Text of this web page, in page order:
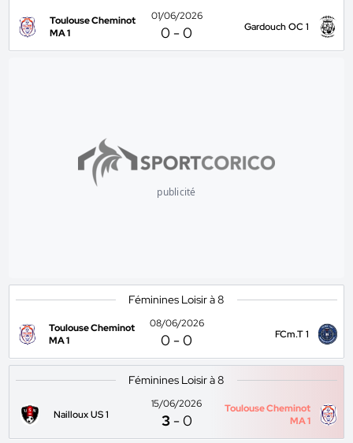
Toulouse Cheminot
MA 1
01/06/2026
0 -0 Gardouch OC 1
publicité
Féminines Loisir à 8
Toulouse Cheminot
MA 1
08/06/2026
0 -0 FCm.T 1
Féminines Loisir à 8
Nailloux US 1
15/06/2026
3 -0
Toulouse Cheminot
MA 1